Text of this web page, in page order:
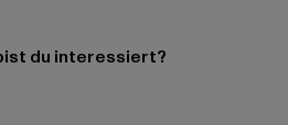
du interessiert?